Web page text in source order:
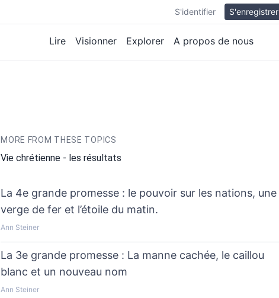
S'identifier S'enregistrer
Lire Visionner Explorer A propos de nous
MORE FROM THESE TOPICS
Vie chrétienne - les résultats
La 4e grande promesse : le pouvoir sur les nations, une
verge de fer et l’étoile du matin.
Ann Steiner
La 3e grande promesse : La manne cachée, le caillou
blanc et un nouveau nom
Ann Steiner